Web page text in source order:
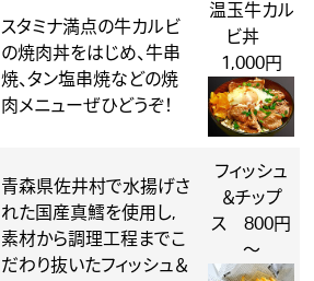
スタミナ満点の牛カルビ
の焼肉丼をはじめ、牛串
焼、タン塩串焼などの焼
肉メニューぜひどうぞ！
温玉牛カル
ビ丼
1,000円
青森県佐井村で水揚げさ
れた国産真鱈を使用し,
素材から調理工程までこ
だわり抜いたフィッシュ＆
フィッシュ
＆チップ
ス 800円
～